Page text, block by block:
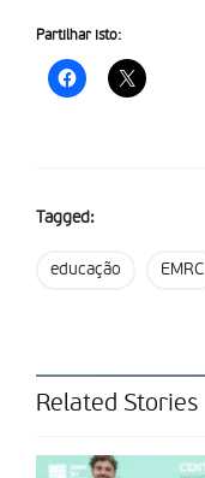
Partilhar isto:
Tagged:
educação EMRC
Related Stories